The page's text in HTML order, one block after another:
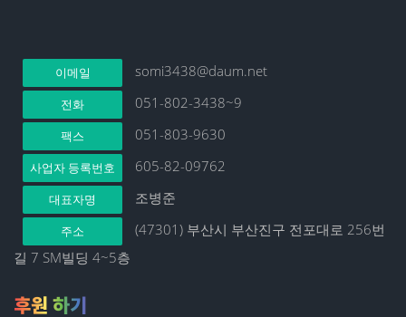
이메일 somi3438@daum.net
전화 051-802-3438~9
팩스 051-803-9630
사업자 등록번호 605-82-09762
대표자명 조병준
주소
(47301) 부산시 부산진구 전포대로 256번
길 7 SM빌딩 4~5층
후원 하기